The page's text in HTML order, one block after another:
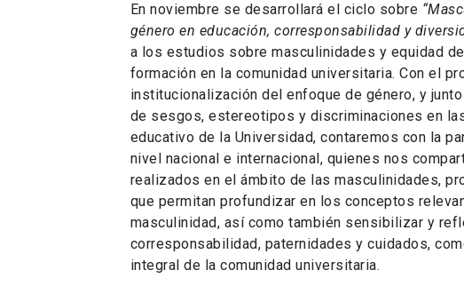
En noviembre se desarrollará el ciclo sobre
género en educación, corresponsabilidad y
a los estudios sobre masculinidades y equidad
formación en la comunidad universitaria. Con el
institucionalización del enfoque de género, y
de sesgos, estereotipos y discriminaciones en
educativo de la Universidad, contaremos con la
nivel nacional e internacional, quienes nos
realizados en el ámbito de las masculinidades,
que permitan profundizar en los conceptos
masculinidad, así como también sensibilizar y
corresponsabilidad, paternidades y cuidados,
integral de la comunidad universitaria.